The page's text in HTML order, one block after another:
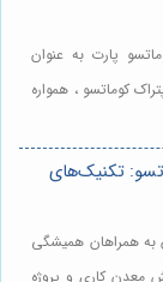
پارت به عنوان
کوماتسو ، همواره
تکنیک‌های
به همراهان همیشگی
معدن کاری و پروژه